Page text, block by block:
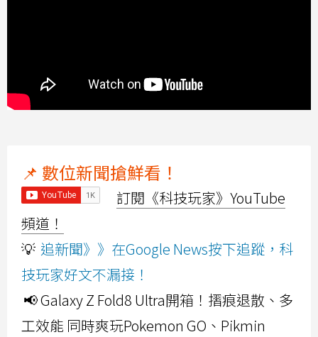
📌 數位新聞搶鮮看！
訂閱《科技玩家》YouTube
頻道！
💡 追新聞》》在Google News按下追蹤，科
技玩家好文不漏接！
📢 Galaxy Z Fold8 Ultra開箱！摺痕退散、多
工效能 同時爽玩Pokemon GO、Pikmin